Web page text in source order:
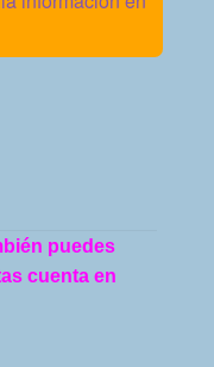
puedes
cuenta en